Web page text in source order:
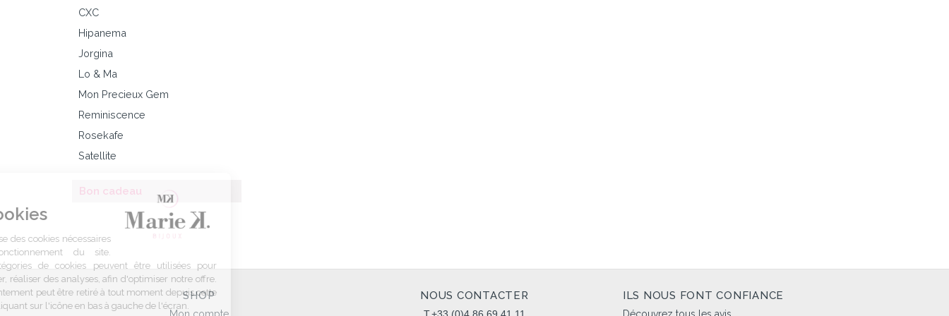
CXC
Hipanema
Jorgina
Lo & Ma
Mon Precieux Gem
Reminiscence
Rosekafe
Satellite
Bon cadeau
SHOP NOUS CONTACTER ILS NOUS FONT CONFIANCE
des Cookies
Marie K utilise des cookies nécessaires
au bon fonctionnement du site.
D’autres catégories de cookies peuvent être utilisées pour
personnaliser, réaliser des analyses, afin d'optimiser notre offre.
Votre consentement peut être retiré à tout moment depuis cette
fenêtre en cliquant sur l'icône en bas à gauche de l'écran.